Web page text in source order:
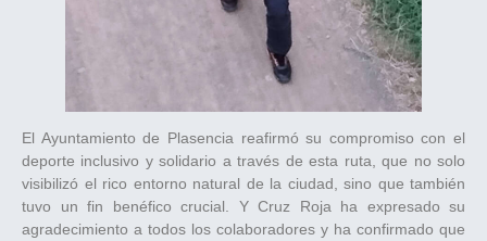
El Ayuntamiento de Plasencia reafirmó su compromiso con el
deporte inclusivo y solidario a través de esta ruta, que no solo
visibilizó el rico entorno natural de la ciudad, sino que también
tuvo un fin benéfico crucial. Y Cruz Roja ha expresado su
agradecimiento a todos los colaboradores y ha confirmado que